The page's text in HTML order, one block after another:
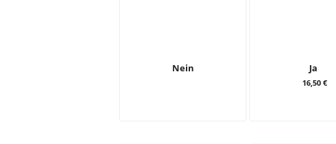
Nein Ja
16,50 €